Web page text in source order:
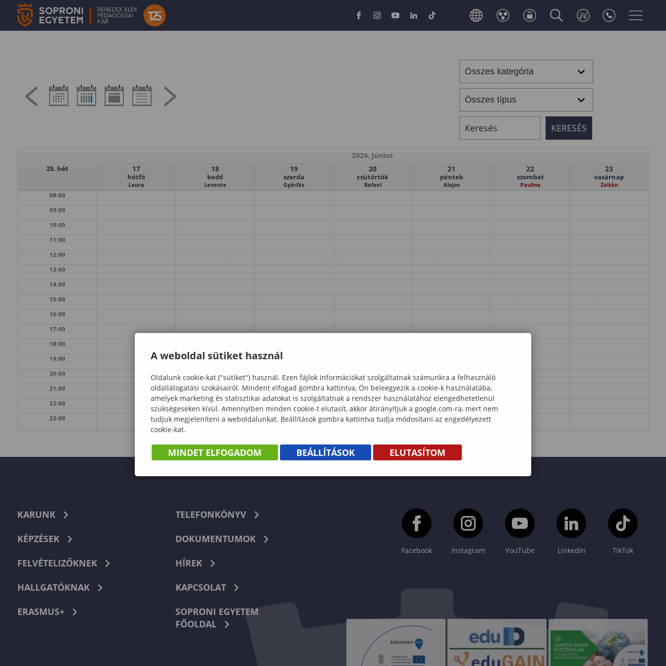
25. hét
2024. Június
17
hétfő
Laura
18
kedd
Levente
19
szerda
Gyárfás
20
csütörtök
Rafael
21
péntek
Alajos
22
szombat
Paulina
23
vasárnap
Zoltán
08:00
09:00
10:00
11:00
12:00
13:00
14:00
15:00
16:00
17:00
18:00
19:00
20:00
21:00
22:00
23:00
KARUNK
KÉPZÉSEK
FELVÉTELIZŐKNEK
HALLGATÓKNAK
ERASMUS+
TELEFONKÖNYV
DOKUMENTUMOK
HÍREK
KAPCSOLAT
SOPRONI EGYETEM
FŐOLDAL
Facebook Instagram YouTube LinkedIn TikTok
A weboldal sütiket használ
Oldalunk cookie-kat ("sütiket") használ. Ezen fájlok információkat szolgáltatnak számunkra a felhasználó
oldallátogatási szokásairól. Mindent elfogad gombra kattintva, Ön beleegyezik a cookie-k használatába,
amelyek marketing és statisztikai adatokat is szolgáltatnak a rendszer használatához elengedhetetlenül
szükségeseken kívül. Amennyiben minden cookie-t elutasít, akkor átirányítjuk a google.com-ra, mert nem
tudjuk megjeleníteni a weboldalunkat. Beállítások gombra kattintva tudja módosítani az engedélyezett
cookie-kat.
MINDET ELFOGADOM BEÁLLÍTÁSOK ELUTASÍTOM